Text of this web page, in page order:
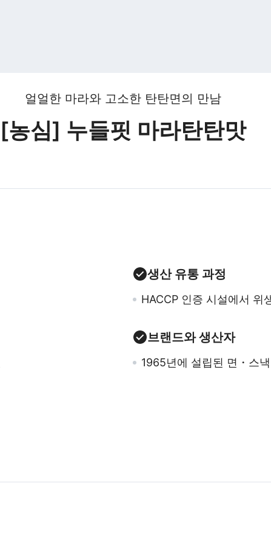
얼얼한 마라와 고소한 탄탄면의 만남
[농심] 누들핏 마라탄탄맛
생산 유통 과정
HACCP 인증 시설에서 위
브랜드와 생산자
1965년에 설립된 면・스